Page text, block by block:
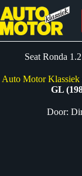
Ga
naar
de
inhoud
Seat Ronda
Auto Motor Klassiek
GL
Door: